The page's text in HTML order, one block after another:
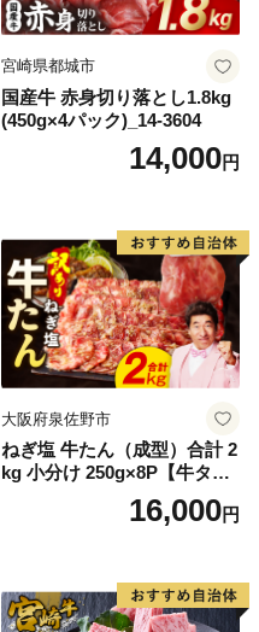
宮崎県都城市
国産牛 赤身切り落とし1.8kg
(450g×4パック)_14-3604
14,000円
大阪府泉佐野市
ねぎ塩 牛たん（成型）合計 2
kg 小分け 250g×8P【牛タン
牛肉 焼肉用 薄切り 訳あり サ
16,000円